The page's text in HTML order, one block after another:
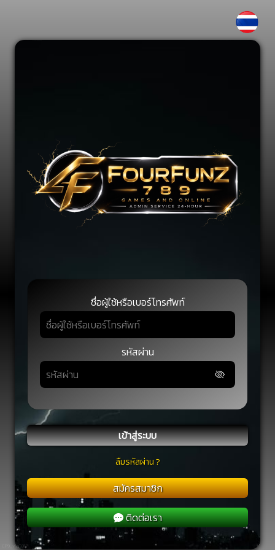
ชื่อผู้ใช้หรือเบอร์โทรศัพท์
รหัสผ่าน
เข้าสู่ระบบ
ลืมรหัสผ่าน ?
สมัครสมาชิก
ติดต่อเรา
CP9_v2.0317